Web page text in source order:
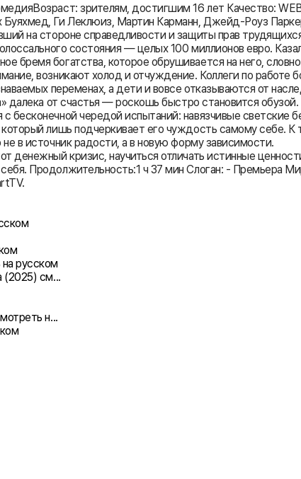
зрителям, достигшим 16 лет Качество:
Ги Леклюиз, Мартин Карманн, Джейд-Роуз
на стороне справедливости и защиты прав
состояния — целых 100 миллионов евро.
бремя богатства, которое обрушивается на него,
возникают холод и отчуждение. Коллеги по работе
переменах, а дети и вовсе отказываются от
далека от счастья — роскошь быстро становится обузой.
бесконечной чередой испытаний: навязчивые
лишь подчеркивает его чуждость самому себе.
в источник радости, а в новую форму зависимости.
денежный кризис, научиться отличать истинные
Продолжительность:1 ч 37 мин Слоган: - Премьера
русском
(2025) см...
н...